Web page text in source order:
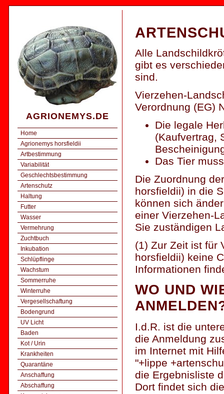
AGRIONEMYS.DE
Home
Agrionemys horsfieldii
Artbestimmung
Variabilität
Geschlechtsbestimmung
Artenschutz
Haltung
Futter
Wasser
Vermehrung
Zuchtbuch
Inkubation
Schlüpflinge
Wachstum
Sommerruhe
Winterruhe
Vergesellschaftung
Bodengrund
UV Licht
Baden
Kot / Urin
Krankheiten
Quarantäne
Anschaffung
Abschaffung
Alle
gibt es
sind.
Vierzehen-
Verordnung (EG)
Die legale
(Kaufvertrag,
Das Tier
Die Zuordnung
horsfieldii) in die
können sich
einer Vierzehen-
Sie zuständigen
(1) Zur Zeit ist für
horsfieldii) keine
Informationen
WO UND
I.d.R. ist die
die Anmeldung
im Internet mit
"+lippe
die Ergebnisliste
Dort findet sich